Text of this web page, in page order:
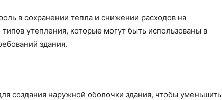
в сохранении тепла и снижении расходов на
утепления, которые могут быть использованы в
здания.
создания наружной оболочки здания, чтобы уменьшить